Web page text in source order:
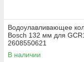
Водоулавливающее
Bosch 132 мм для
2608550621
В наличии